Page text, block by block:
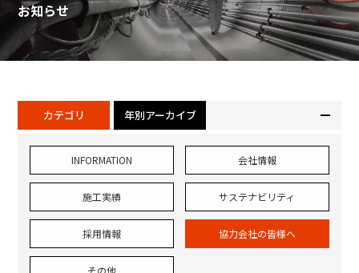
お知らせ
カテゴリ 年別アーカイブ
INFORMATION 会社情報
施工実績 サステナビリティ
採用情報 協力会社の皆様へ
その他